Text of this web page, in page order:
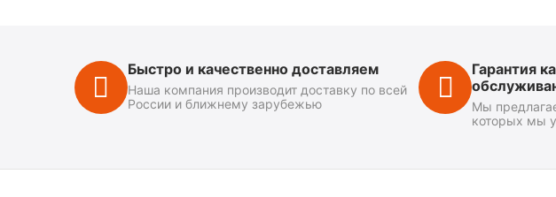
Быстро и качественно доставляем
Наша компания производит доставку по всей
России и ближнему зарубежью
Гарантия
Мы
которых мы